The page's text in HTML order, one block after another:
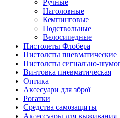
Ручные
Наголовные
Кемпинговые
Подствольные
Велосипедные
Пистолеты Флобера
Пистолеты пневматические
Пистолеты сигнально-
Винтовка пневматическая
Оптика
Аксесуари для зброї
Рогатки
Средства самозащиты
Аксессуары для выживания